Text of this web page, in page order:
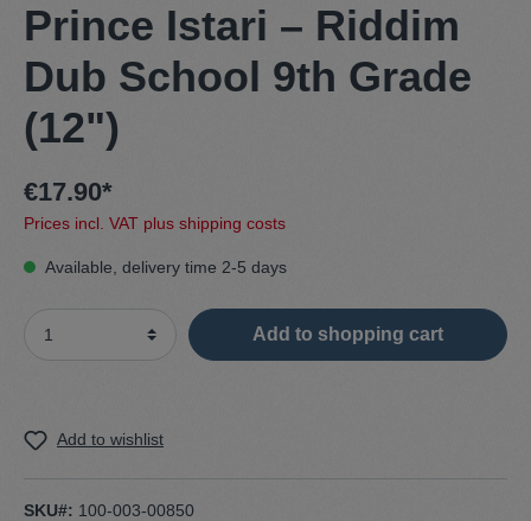
Prince Istari – Riddim
Dub School 9th Grade
(12")
€17.90*
Prices incl. VAT plus shipping costs
Available, delivery time 2-5 days
Add to shopping cart
Add to wishlist
SKU#: 100-003-00850